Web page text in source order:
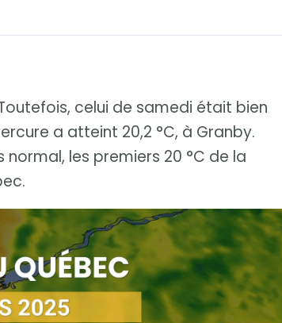
celui de samedi était bien
a atteint 20,2 °C, à Granby.
normal, les premiers 20 °C de la